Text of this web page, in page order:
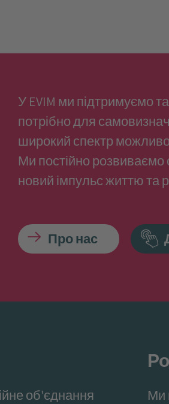
У EVIM ми підтримуємо
потрібно для
широкий спектр
Ми постійно
новий імпульс життю та
Про нас
об'єднання
Ми